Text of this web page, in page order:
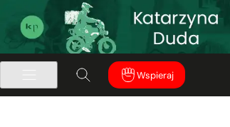
Wspieraj